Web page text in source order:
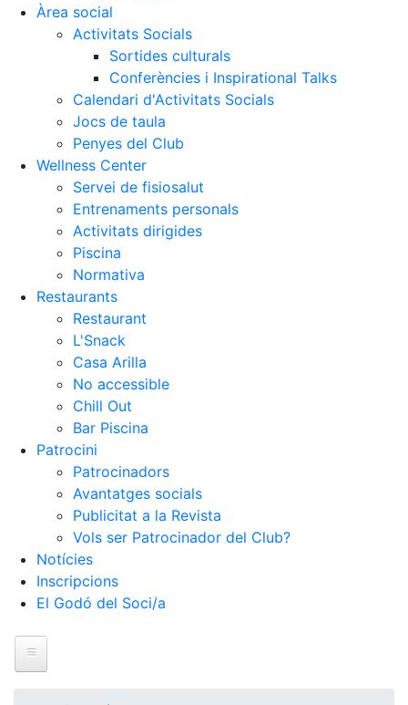
Àrea social
Activitats Socials
Sortides culturals
Conferències i Inspirational Talks
Calendari d'Activitats Socials
Jocs de taula
Penyes del Club
Wellness Center
Servei de fisiosalut
Entrenaments personals
Activitats dirigides
Piscina
Normativa
Restaurants
Restaurant
L'Snack
Casa Arilla
No accessible
Chill Out
Bar Piscina
Patrocini
Patrocinadors
Avantatges socials
Publicitat a la Revista
Vols ser Patrocinador del Club?
Notícies
Inscripcions
El Godó del Soci/a